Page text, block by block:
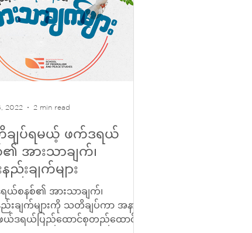
ျပ်ရမယ့် ဖက်ဒရယ်
၏ အားသာချက်၊
ည်းချက်များ
ယ်စနစ်၏ အားသာချက်၊
ည်းချက်များကို သတိချပ်ကာ အနာ
ယ်ဒရယ်ပြည်ထောင်စုတည်ထောင်
2022 2 min read